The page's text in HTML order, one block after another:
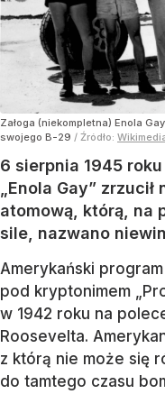
Załoga (niekompletna) Enola
swojego B-29 / Źródło:
6 sierpnia 1945
„Enola Gay”
atomową, którą, na
sile, nazwano
Amerykański
pod kryptonimem
w 1942 roku na
Roosevelta.
z którą nie może się
do tamtego czasu